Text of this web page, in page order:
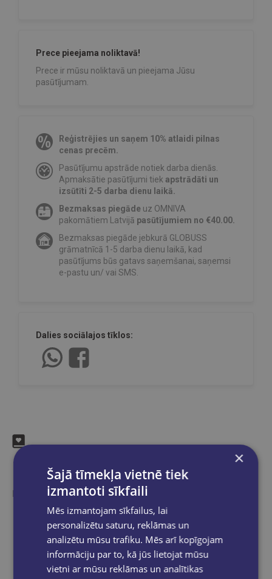
Prece pieejama noliktavā!
Prece ir mūsu noliktavā un pieejama Jūsu
pasūtījumam.
Reģistrējies un saņem 10% atlaidi pilnas
cenas precēm.
Pasūtījumu apstrāde notiek darba dienās.
Apmaksātie pasūtījumi tiek apstrādāti un
izsūtīti 2-5 darba dienu laikā.
Bezmaksas piegāde uz OMNIVA
pakomātiem Latvijā pasūtījumiem no €40.00.
Bezmaksas piegāde jebkurā GLOBUSS
grāmatnīcā 1-5 darba dienu laikā, kad
pasūtījums būs gatavs saņemšanai, saņemsi
e-pastu un/ vai SMS.
Dalies sociālajos tīklos:
Līdzīgas preces
Ieskaties, varbūt noder
×
Šajā tīmekļa vietnē tiek
izmantoti sīkfaili
Mēs izmantojam sīkfailus, lai
personalizētu saturu, reklāmas un
analizētu mūsu trafiku. Mēs arī kopīgojam
informāciju par to, kā jūs lietojat mūsu
vietni ar mūsu reklāmas un analītikas